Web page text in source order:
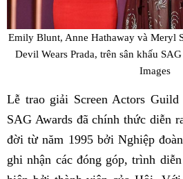
Emily Blunt, Anne Hathaway và Meryl
Devil Wears Prada, trên sân khấu
Images
Lễ trao giải Screen Actors
SAG Awards đã chính thức diễn
đời từ năm 1995 bởi Nghiệp
ghi nhận các đóng góp, trình